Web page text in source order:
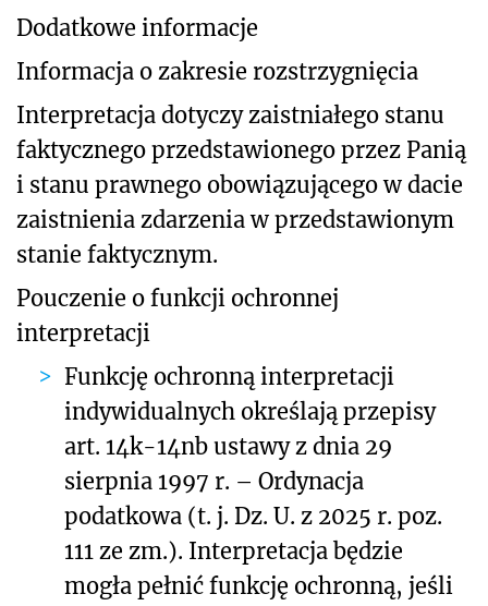
Dodatkowe informacje
Informacja o zakresie rozstrzygnięcia
Interpretacja dotyczy zaistniałego stanu
faktycznego przedstawionego przez Panią
i stanu prawnego obowiązującego w dacie
zaistnienia zdarzenia w przedstawionym
stanie faktycznym.
Pouczenie o funkcji ochronnej
interpretacji
Funkcję ochronną interpretacji
indywidualnych określają przepisy
art. 14k-14nb ustawy z dnia 29
sierpnia 1997 r. – Ordynacja
podatkowa (t. j. Dz. U. z 2025 r. poz.
111 ze zm.). Interpretacja będzie
mogła pełnić funkcję ochronną, jeśli